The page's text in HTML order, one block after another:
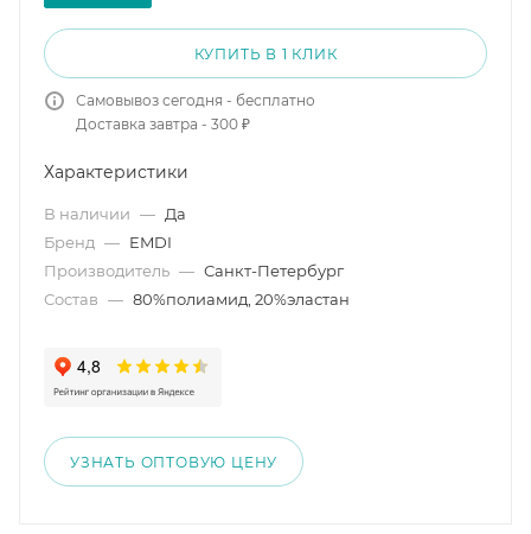
КУПИТЬ В 1 КЛИК
Самовывоз сегодня - бесплатно
Доставка завтра - 300 ₽
Характеристики
В наличии — Да
Бренд — EMDI
Производитель — Санкт-Петербург
Состав — 80%полиамид, 20%эластан
УЗНАТЬ ОПТОВУЮ ЦЕНУ